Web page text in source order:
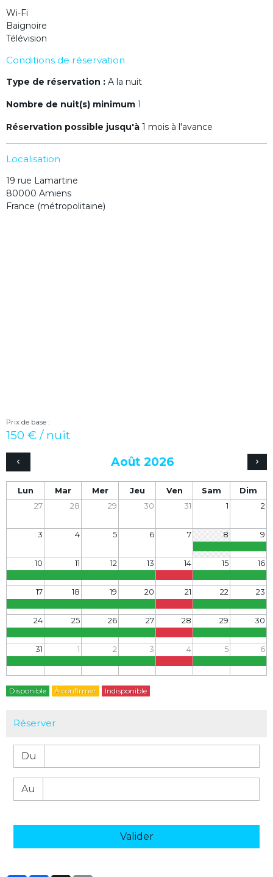
Wi-Fi
Baignoire
Télévision
Conditions de réservation
Type de réservation : A la nuit
Nombre de nuit(s) minimum 1
Réservation possible jusqu'à 1 mois à l'avance
Localisation
19 rue Lamartine
80000 Amiens
France (métropolitaine)
Prix de base :
150 € / nuit
Août 2026
Lun Mar Mer Jeu Ven Sam
Dim
27
28 29 30 31 1 2
3 4 5 6 7 8 9
10 11 12 13 14 15 16
17 18 19 20 21 22 23
24 25 26 27 28 29 30
31 1 2 3 4 5 6
Disponible À confirmer Indisponible
Réserver
Du
Au
Valider